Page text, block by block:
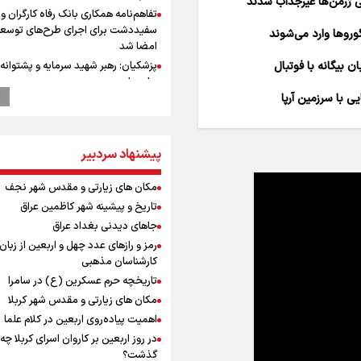
تفاهم‌نامه همکاری بانک رفاه کارگران
سفیددشت برای اجرای طرح‌های
امضا شد
پزشکیان: رهبر شهید سرمایه و
برای ما بود
گزارشی از ورود وزیر ورزش و جوانان
عماد احمدوند : نسخه نانویی برای حل
بحران منابع آبی کشور
رهبر شهید انقلاب: ادّعاهای دروغین
آمریکایی‌ها باید افشا شود
یحیی سریع: در عملیاتی گسترده
نظامی وابسته به عربستان را هدف قرار
وقتی از وفاق صحبت می‌کنم، منظورم
هستند/ مسیر اصلاحات آغاز شده و
نخواهد شد
در مرزهای شلمچه و چذابه ثبت شد /
هزار موکب در خوزستان و
پیشنهاد سردبیر
مکان های زیارتی و مقدس شهر نجف
تاریخ و پیشینه شهر کاظمین عراق
جاهای دیدنی بغداد عراق
رمز و رازهای عدد چهل و اربعین از زبان
کارشناسان مذهبی
تاریخچه حرم عسکرین (ع) در سامرا
مکان های زیارتی و مقدس شهر کربلا
اهمیت پیاده‌روی اربعین در کلام علما
در روز اربعین بر کاروان اسرای کربلا چه
گذشت؟